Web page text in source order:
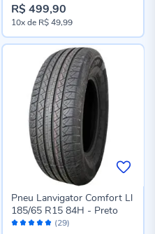
R$ 499,90
10xde R$ 49,99
Avaliação: (29)
Pneu Lanvigator Comfort Ll
185/65 R15 84H - Preto